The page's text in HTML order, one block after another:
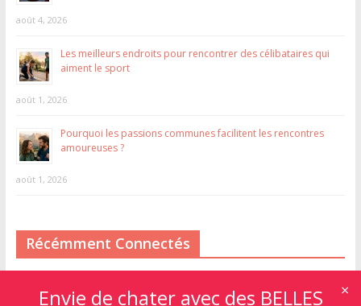
août 4, 2026
Les meilleurs endroits pour rencontrer des célibataires qui
aiment le sport
août 1, 2026
Pourquoi les passions communes facilitent les rencontres
amoureuses ?
août 1, 2026
Récémment Connectés
Envie de chater avec des BELLES ×